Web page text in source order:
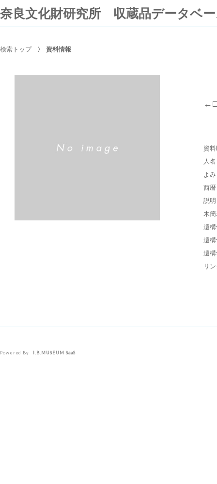
奈良文化財研究所 収蔵品データベ
検索トップ 資料情報
資
人名
よみ
西暦
説明
木
遺
遺
遺
リ
Powered By I.B.MUSEUM SaaS